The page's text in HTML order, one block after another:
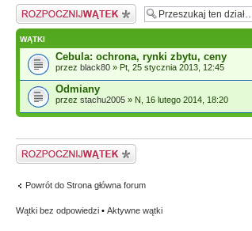
Napisz wątek
WĄTKI
Cebula: ochrona, rynki zbytu, ceny
przez black80 » Pt, 25 stycznia 2013, 12:45
Odmiany
przez stachu2005 » N, 16 lutego 2014, 18:20
Napisz wątek
Powrót do Strona główna forum
Wątki bez odpowiedzi • Aktywne wątki